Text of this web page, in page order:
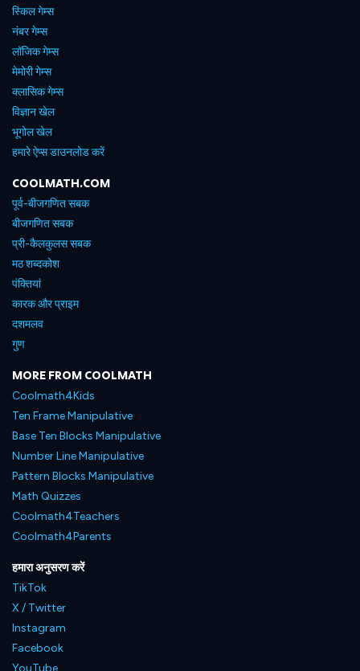
स्किल गेम्स
नंबर गेम्स
लॉजिक गेम्स
मेमोरी गेम्स
क्लासिक गेम्स
विज्ञान खेल
भूगोल खेल
हमारे ऐप्स डाउनलोड करें
COOLMATH.COM
पूर्व-बीजगणित सबक
बीजगणित सबक
प्री-कैलकुलस सबक
मठ शब्दकोश
पंक्तियां
कारक और प्राइम
दशमलव
गुण
MORE FROM COOLMATH
Coolmath4Kids
Ten Frame Manipulative
Base Ten Blocks Manipulative
Number Line Manipulative
Pattern Blocks Manipulative
Math Quizzes
Coolmath4Teachers
Coolmath4Parents
हमारा अनुसरण करें
TikTok
X / Twitter
Instagram
Facebook